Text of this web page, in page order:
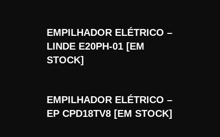
EMPILHADOR ELÉTRICO –
LINDE E20PH-01 [EM
STOCK]
EMPILHADOR ELÉTRICO –
EP CPD18TV8 [EM STOCK]